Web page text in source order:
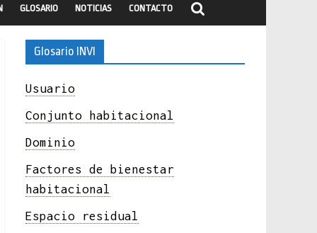
GLOSARIO NOTICIAS CONTACTO
Glosario INVI
Usuario
Conjunto habitacional
Dominio
Factores de bienestar
habitacional
Espacio residual